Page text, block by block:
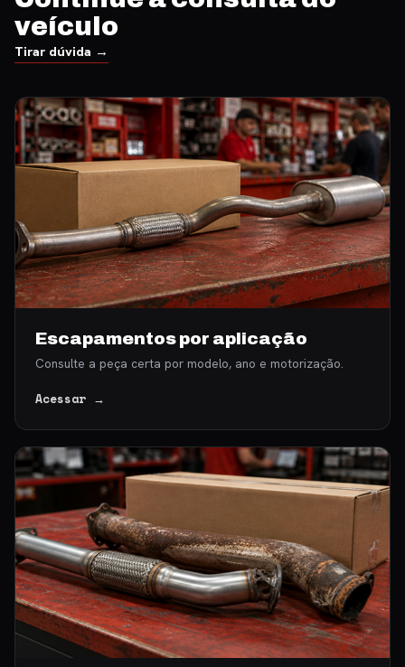
veículo
Tirar dúvida →
Escapamentos por aplicação
Consulte a peça certa por modelo, ano e motorização.
Acessar →